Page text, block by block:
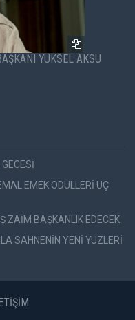
YÜKSEL AKSU
EMEK ÖDÜLLERİ ÜÇ
ZAİM BAŞKANLIK EDECEK
SAHNENİN YENİ YÜZLERİ